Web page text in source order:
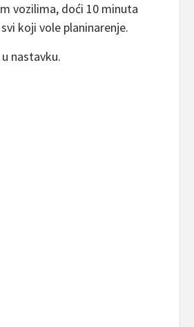
vozilima, doći 10 minuta
koji vole planinarenje.
nastavku.